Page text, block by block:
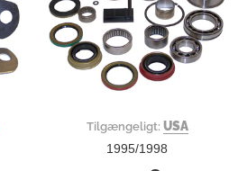
Tilgængeligt: USA
1995/1998